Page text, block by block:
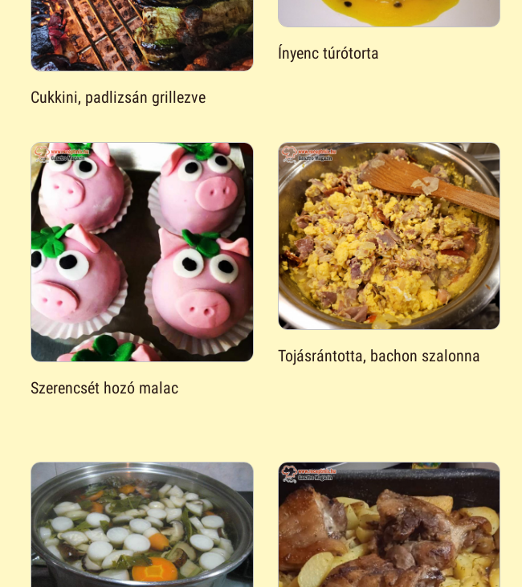
Cukkini, padlizsán grillezve
Ínyenc túrótorta
Szerencsét hozó malac
Tojásrántotta, bachon szalonna